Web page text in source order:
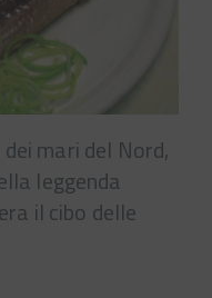
mari del Nord,
leggenda
il cibo delle